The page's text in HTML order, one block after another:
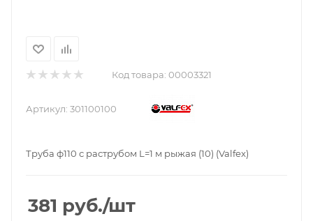
Код товара: 00003321
Артикул: 301100100
Труба ф110 с раструбом L=1 м рыжая (10) (Valfex)
381 руб./шт